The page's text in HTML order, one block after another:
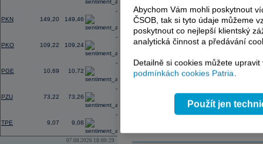
PKN 149,20 149,46
-2,38
PKO 109,22 109,24
-0,60
PGE 10,69 10,72
-0,46
PZU 73,22 73,26
-0,22
TPE 9,07 9,08
-1,56
07.08.2026 18:00:29
Abychom Vám mohli poskytnout
ČSOB, tak si tyto údaje můžeme
poskytnout co nejlepší klientský
analytická činnost a předávání
Detailně si cookies můžete
podmínkách cookies Patria.
Použít jen